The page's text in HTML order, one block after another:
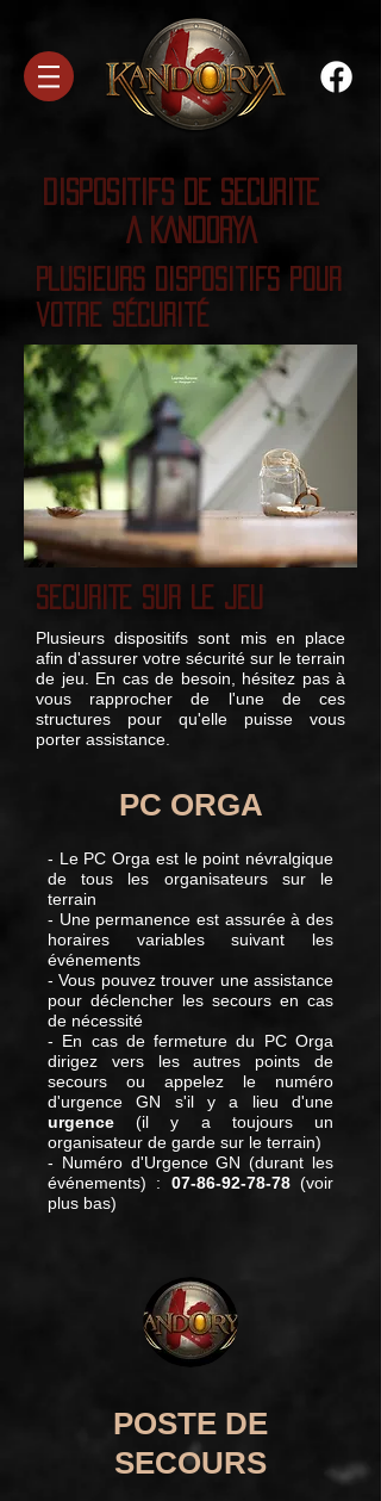
DISPOSITIFS DE SECURITE
A KANDORYA
Plusieurs Dispositifs pour
votre Sécurité
SECURITE SUR LE JEU
Plusieurs dispositifs sont mis en place
afin d'assurer votre sécurité sur le terrain
de jeu. En cas de besoin, hésitez pas à
vous rapprocher de l'une de ces
structures pour qu'elle puisse vous
porter assistance.
PC ORGA
- Le PC Orga est le point névralgique
de tous les organisateurs sur le
terrain
- Une permanence est assurée à des
horaires variables suivant les
événements
- Vous pouvez trouver une assistance
pour déclencher les secours en cas
de nécessité
- En cas de fermeture du PC Orga
dirigez vers les autres points de
secours ou appelez le numéro
d'urgence GN s'il y a lieu d'une
urgence (il y a toujours un
organisateur de garde sur le terrain)
- Numéro d'Urgence GN (durant les
événements) : 07-86-92-78-78 (voir
plus bas)
POSTE DE
SECOURS